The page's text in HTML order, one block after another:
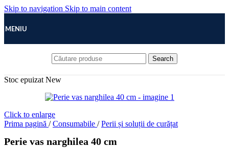
Skip to navigation Skip to main content
MENIU
Search
Stoc epuizat New
Click to enlarge
Prima pagină / Consumabile / Perii și soluții de curățat
Perie vas narghilea 40 cm